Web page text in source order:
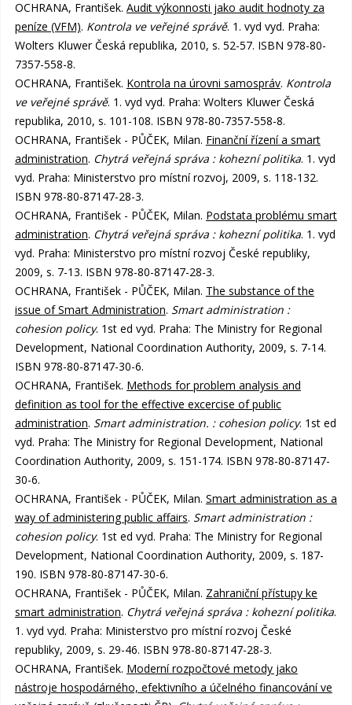
OCHRANA, František. Audit výkonnosti jako audit hodnoty za
peníze (VFM). Kontrola ve veřejné správě. 1. vyd vyd. Praha:
Wolters Kluwer Česká republika, 2010, s. 52-57. ISBN 978-80-
7357-558-8.
OCHRANA, František. Kontrola na úrovni samospráv. Kontrola
ve veřejné správě. 1. vyd vyd. Praha: Wolters Kluwer Česká
republika, 2010, s. 101-108. ISBN 978-80-7357-558-8.
OCHRANA, František - PŮČEK, Milan. Finanční řízení a smart
administration. Chytrá veřejná správa : kohezní politika. 1. vyd
vyd. Praha: Ministerstvo pro místní rozvoj, 2009, s. 118-132.
ISBN 978-80-87147-28-3.
OCHRANA, František - PŮČEK, Milan. Podstata problému smart
administration. Chytrá veřejná správa : kohezní politika. 1. vyd
vyd. Praha: Ministerstvo pro místní rozvoj České republiky,
2009, s. 7-13. ISBN 978-80-87147-28-3.
OCHRANA, František - PŮČEK, Milan. The substance of the
issue of Smart Administration. Smart administration :
cohesion policy. 1st ed vyd. Praha: The Ministry for Regional
Development, National Coordination Authority, 2009, s. 7-14.
ISBN 978-80-87147-30-6.
OCHRANA, František. Methods for problem analysis and
definition as tool for the effective excercise of public
administration. Smart administration. : cohesion policy. 1st ed
vyd. Praha: The Ministry for Regional Development, National
Coordination Authority, 2009, s. 151-174. ISBN 978-80-87147-
30-6.
OCHRANA, František - PŮČEK, Milan. Smart administration as a
way of administering public affairs. Smart administration :
cohesion policy. 1st ed vyd. Praha: The Ministry for Regional
Development, National Coordination Authority, 2009, s. 187-
190. ISBN 978-80-87147-30-6.
OCHRANA, František - PŮČEK, Milan. Zahraniční přístupy ke
smart administration. Chytrá veřejná správa : kohezní politika.
1. vyd vyd. Praha: Ministerstvo pro místní rozvoj České
republiky, 2009, s. 29-46. ISBN 978-80-87147-28-3.
OCHRANA, František. Moderní rozpočtové metody jako
nástroje hospodárného, efektivního a účelného financování ve